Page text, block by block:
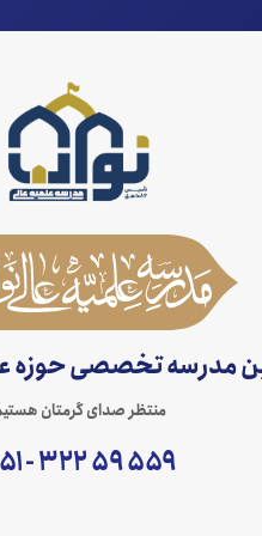
مدرسه تخصصی حوزه
منتظر صدای گرمتان
۵۵۹ ۵۹ ۳۲۲ - ۰۵۱